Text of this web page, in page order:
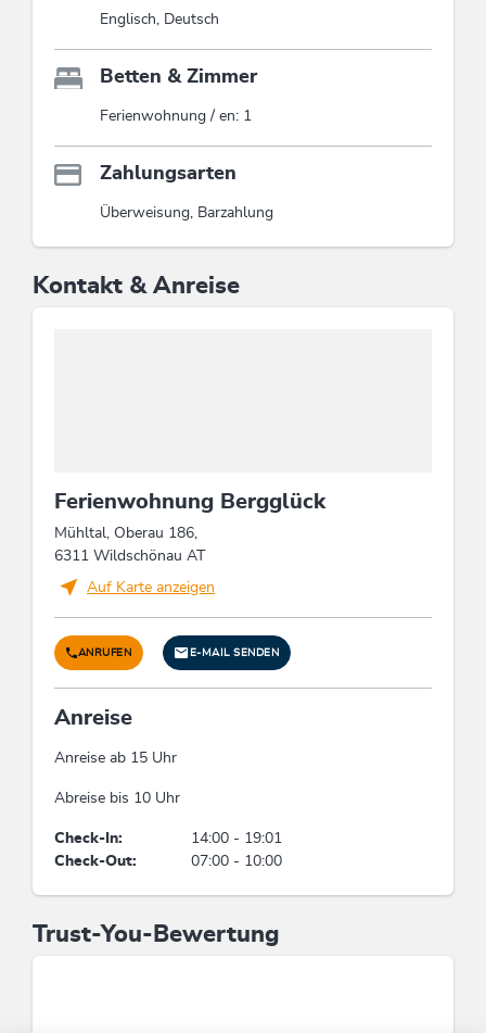
Englisch, Deutsch
Betten & Zimmer
Ferienwohnung / en: 1
Zahlungsarten
Überweisung, Barzahlung
Kontakt & Anreise
Ferienwohnung Bergglück
Mühltal, Oberau 186,
6311 Wildschönau AT
Auf Karte anzeigen
ANRUFEN E-MAIL SENDEN
Anreise
Anreise ab 15 Uhr
Abreise bis 10 Uhr
Check-In:
14:00 - 19:01
Check-Out:
07:00 - 10:00
Trust-You-Bewertung